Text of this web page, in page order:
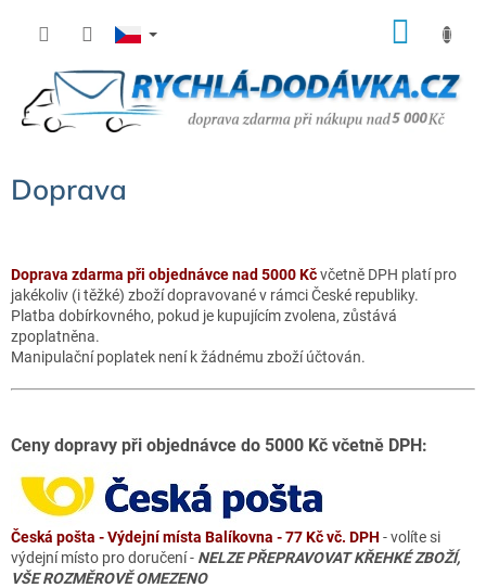
Doprava
Doprava zdarma při objednávce nad 5000 Kčvčetně DPH platí pro
jakékoliv (i těžké) zboží dopravované v rámci České republiky.
Platba dobírkovného, pokud je kupujícím zvolena, zůstává
zpoplatněna.
Manipulační poplatek není k žádnému zboží účtován.
Ceny dopravy při objednávce do 5000 Kč včetně DPH:
Česká pošta - Výdejní místa Balíkovna - 77 Kč vč. DPH - volíte si
výdejní místo pro doručení - NELZE PŘEPRAVOVAT KŘEHKÉ ZBOŽÍ,
VŠE ROZMĚROVĚ OMEZENO